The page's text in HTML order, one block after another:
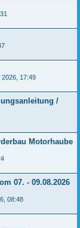
2026, 17:49
/
Motorhaube
07. - 09.08.2026
08:48